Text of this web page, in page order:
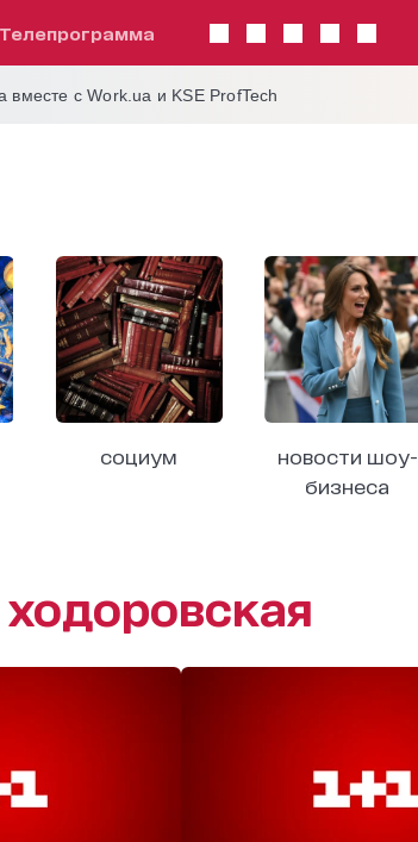
телепрограмма
вместе с Work.ua и KSE ProfTech
социум
новости шоу-
бизнеса